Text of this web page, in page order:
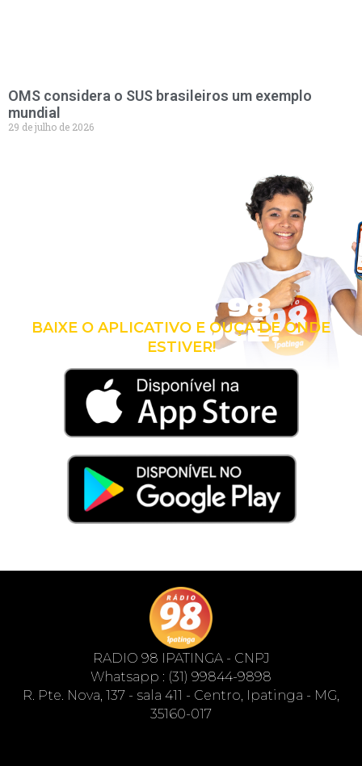
OMS considera o SUS brasileiros um exemplo
mundial
29 de julho de 2026
LEVE A 98
COM VOCÊ!
BAIXE O APLICATIVO E OUÇA DE ONDE
ESTIVER!
RADIO 98 IPATINGA - CNPJ
Whatsapp : (31) 99844-9898
R. Pte. Nova, 137 - sala 411 - Centro, Ipatinga - MG,
35160-017